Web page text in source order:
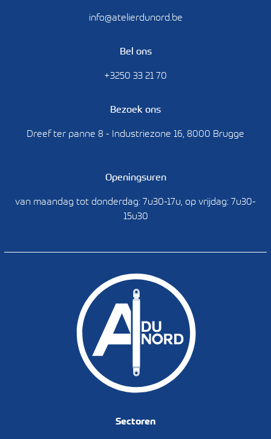
info@atelierdunord.be
Bel ons
+3250 33 21 70
Bezoek ons
Dreef ter panne 8 - Industriezone 16, 8000 Brugge
Openingsuren
van maandag tot donderdag: 7u30-17u, op vrijdag: 7u30-
15u30
Sectoren